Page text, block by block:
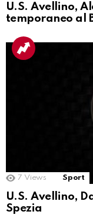
U.S. Avellino,
temporaneo al
7 Views Sport
U.S. Avellino,
Spezia